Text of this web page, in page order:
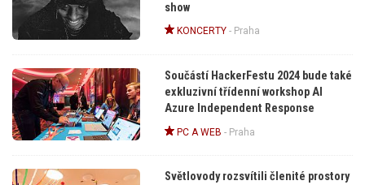
show
KONCERTY- Praha
Součástí HackerFestu 2024 bude také
exkluzivní třídenní workshop AI
Azure Independent Response
PC A WEB - Praha
Světlovody rozsvítili členité prostory